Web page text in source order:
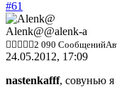
-
палец
вниз.
палец
вверх.
#61
Alenk@@alenk-a
2 090 Сообщений
24.05.2012, 17:09
nastenkafff, совунью